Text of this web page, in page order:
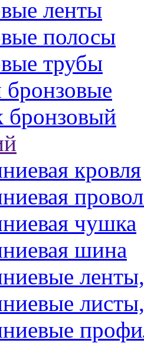
ленты
полосы
трубы
бронзовые
бронзовый
кровля
чушка
шина